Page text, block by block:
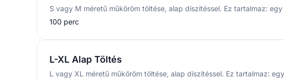
100 perc
L-XL Alap Töltés